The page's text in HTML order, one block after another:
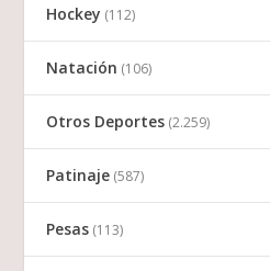
Hockey (112)
Natación (106)
Otros Deportes (2.259)
Patinaje (587)
Pesas (113)